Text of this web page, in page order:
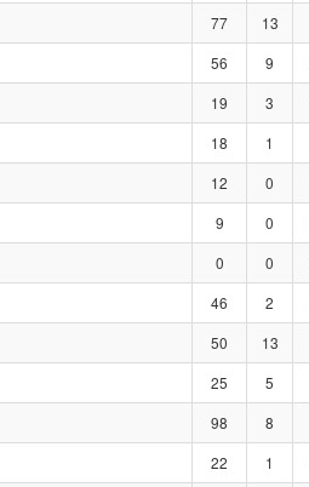
77 13
56 9
19 3
18 1
12 0
9 0
0 0
46 2
50 13
25 5
98 8
22 1